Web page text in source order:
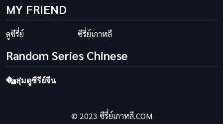
MY FRIEND
ดูซีรี่ย์ ซีรี่ย์เกาหลี
Random Series Chinese
สุ่มดูซีรีย์จีน
© 2023 ซีรี่ย์เกาหลี.COM